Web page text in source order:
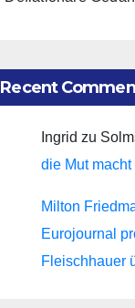
Recent
Ingrid zu
die Mut macht
Milton
Eurojournal
Fleischhauer